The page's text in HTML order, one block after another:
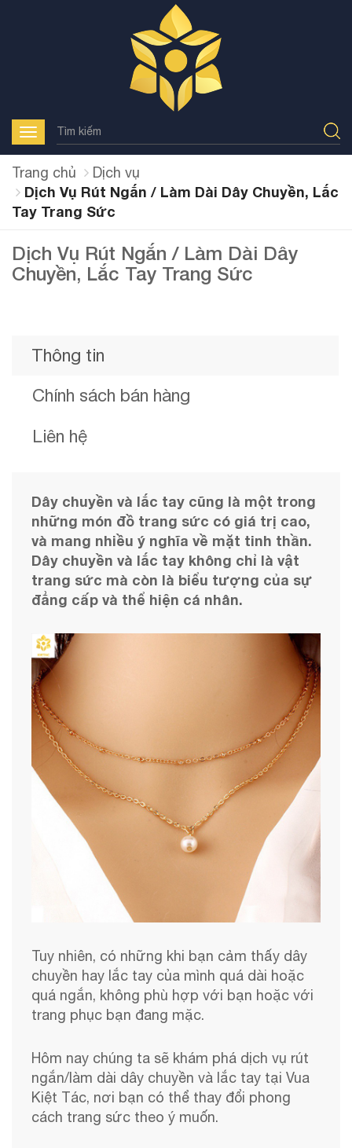
Toggle
navigation
Trang chủ Dịch vụ
Dịch Vụ Rút Ngắn / Làm Dài Dây Chuyền, Lắc
Tay Trang Sức
Dịch Vụ Rút Ngắn / Làm Dài Dây
Chuyền, Lắc Tay Trang Sức
Thông tin
Chính sách bán hàng
Liên hệ
Dây chuyền và lắc tay cũng là một trong
những món đồ trang sức có giá trị cao,
và mang nhiều ý nghĩa về mặt tinh thần.
Dây chuyền và lắc tay không chỉ là vật
trang sức mà còn là biểu tượng của sự
đẳng cấp và thể hiện cá nhân.
Tuy nhiên, có những khi bạn cảm thấy dây
chuyền hay lắc tay của mình quá dài hoặc
quá ngắn, không phù hợp với bạn hoặc với
trang phục bạn đang mặc.
Hôm nay chúng ta sẽ khám phá dịch vụ rút
ngắn/làm dài dây chuyền và lắc tay tại Vua
Kiệt Tác, nơi bạn có thể thay đổi phong
cách trang sức theo ý muốn.